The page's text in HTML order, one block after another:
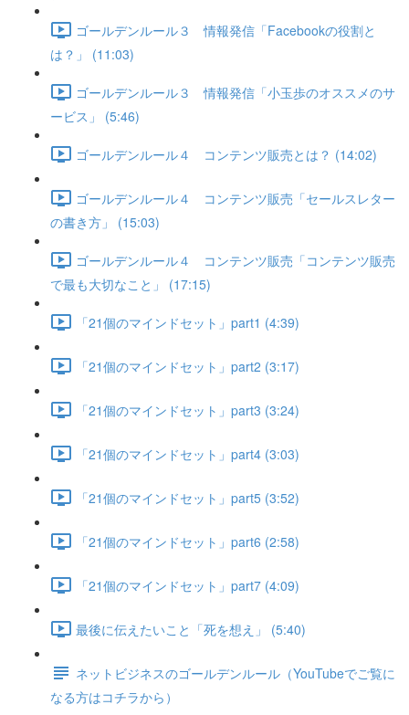
ゴールデンルール３ 情報発信「Facebookの役割と
は？」 (11:03)
ゴールデンルール３ 情報発信「小玉歩のオススメのサ
ービス」 (5:46)
ゴールデンルール４ コンテンツ販売とは？ (14:02)
ゴールデンルール４ コンテンツ販売「セールスレター
の書き方」 (15:03)
ゴールデンルール４ コンテンツ販売「コンテンツ販売
で最も大切なこと」 (17:15)
「21個のマインドセット」part1 (4:39)
「21個のマインドセット」part2 (3:17)
「21個のマインドセット」part3 (3:24)
「21個のマインドセット」part4 (3:03)
「21個のマインドセット」part5 (3:52)
「21個のマインドセット」part6 (2:58)
「21個のマインドセット」part7 (4:09)
最後に伝えたいこと「死を想え」 (5:40)
ネットビジネスのゴールデンルール（YouTubeでご覧に
なる方はコチラから）